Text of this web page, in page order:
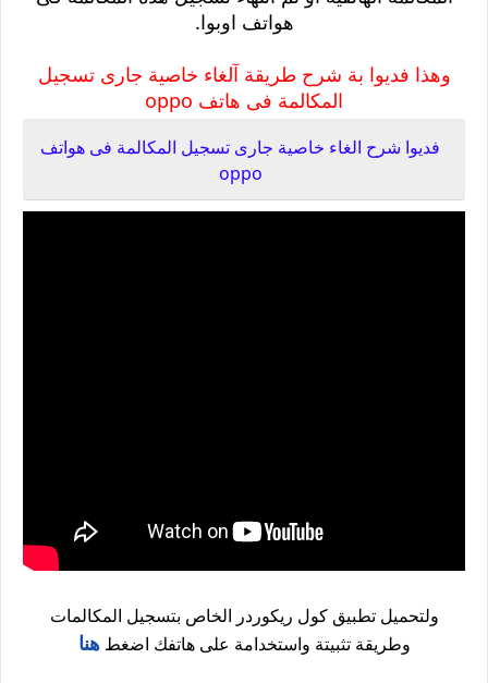
هواتف اوبوا.
وهذا فديوا بة شرح طريقة آلغاء خاصية جارى تسجيل
المكالمة فى هاتف oppo
فديوا شرح الغاء خاصية جارى تسجيل المكالمة فى هواتف
oppo
ولتحميل تطبيق كول ريكوردر الخاص بتسجيل المكالمات
وطريقة تثبيتة واستخدامة على هاتفك اضغطهنا